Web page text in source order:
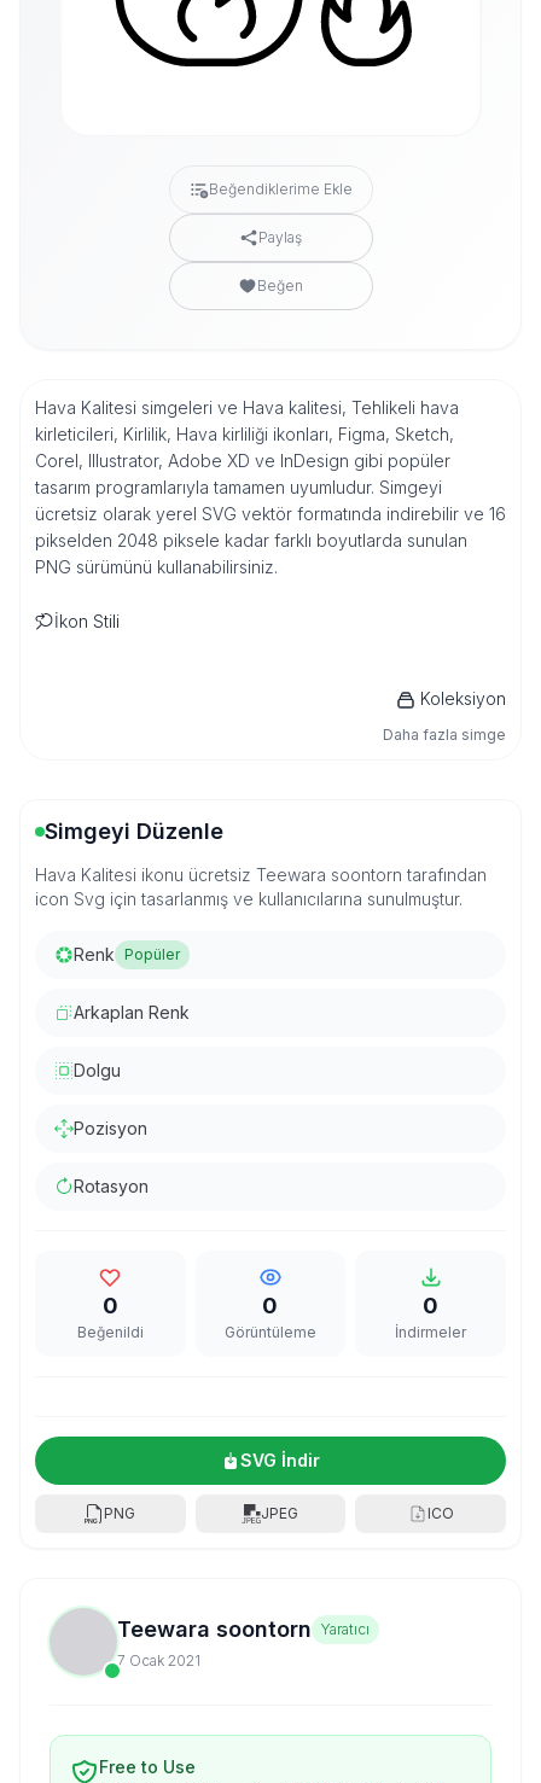
Beğendiklerime Ekle
Paylaş
Beğen
Hava Kalitesi simgeleri ve Hava kalitesi, Tehlikeli hava
kirleticileri, Kirlilik, Hava kirliliği ikonları, Figma, Sketch,
Corel, Illustrator, Adobe XD ve InDesign gibi popüler
tasarım programlarıyla tamamen uyumludur. Simgeyi
ücretsiz olarak yerel SVG vektör formatında indirebilir ve 16
pikselden 2048 piksele kadar farklı boyutlarda sunulan
PNG sürümünü kullanabilirsiniz.
İkon Stili
Koleksiyon
Daha fazla simge
Simgeyi Düzenle
Hava Kalitesi ikonu ücretsiz Teewara soontorn tarafından
icon Svg için tasarlanmış ve kullanıcılarına sunulmuştur.
Renk Popüler
Arkaplan Renk
Dolgu
Pozisyon
Rotasyon
0
Beğenildi
0
Görüntüleme
0
İndirmeler
SVG İndir
PNG JPEG ICO
Teewara soontorn Yaratıcı
7 Ocak 2021
Free to Use